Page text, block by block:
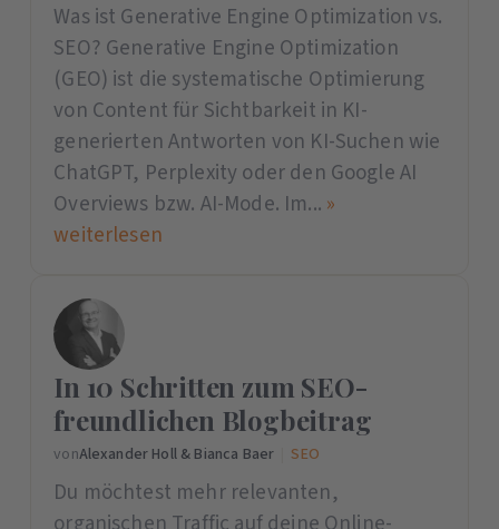
Was ist Generative Engine Optimization vs.
SEO? Generative Engine Optimization
(GEO) ist die systematische Optimierung
von Content für Sichtbarkeit in KI-
generierten Antworten von KI-Suchen wie
ChatGPT, Perplexity oder den Google AI
Overviews bzw. AI-Mode. Im... »
weiterlesen
In 10 Schritten zum SEO-
freundlichen Blogbeitrag
vonAlexander Holl & Bianca Baer SEO
Du möchtest mehr relevanten,